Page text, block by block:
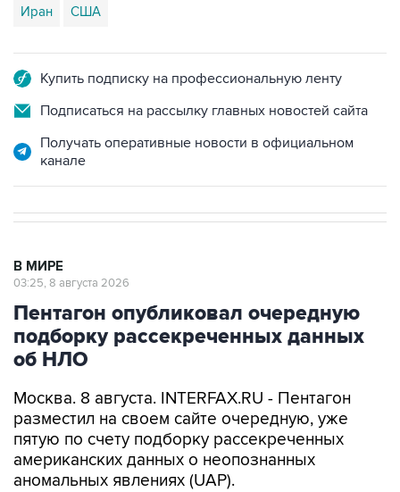
Иран США
Купить подписку на профессиональную ленту
Подписаться на рассылку главных новостей сайта
Получать оперативные новости в официальном
канале
В МИРЕ
03:25, 8 августа 2026
Пентагон опубликовал очередную
подборку рассекреченных данных
об НЛО
Москва. 8 августа. INTERFAX.RU - Пентагон
разместил на своем сайте очередную, уже
пятую по счету подборку рассекреченных
американских данных о неопознанных
аномальных явлениях (UAP).